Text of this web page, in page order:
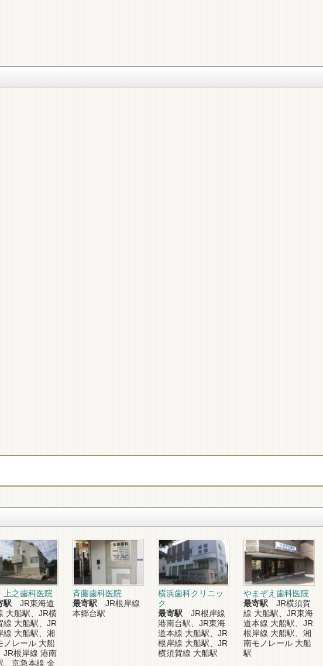
上之歯科医院
駅 JR東海道
大船駅、JR横
線 大船駅、JR
線 大船駅、湘
ノレール 大船
JR根岸線 港南
、京急本線 金
斉藤歯科医院
最寄駅 JR根岸線
本郷台駅
横浜歯科クリニッ
ク
最寄駅 JR根岸線
港南台駅、JR東海
道本線 大船駅、JR
根岸線 大船駅、JR
横須賀線 大船駅
やまぞえ歯科医院
最寄駅 JR横須賀
線 大船駅、JR東海
道本線 大船駅、JR
根岸線 大船駅、湘
南モノレール 大船
駅